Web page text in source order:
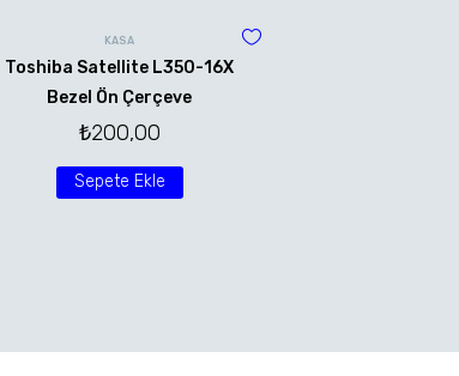
KASA
Toshiba Satellite L350-16X
Bezel Ön Çerçeve
₺200,00
Sepete Ekle